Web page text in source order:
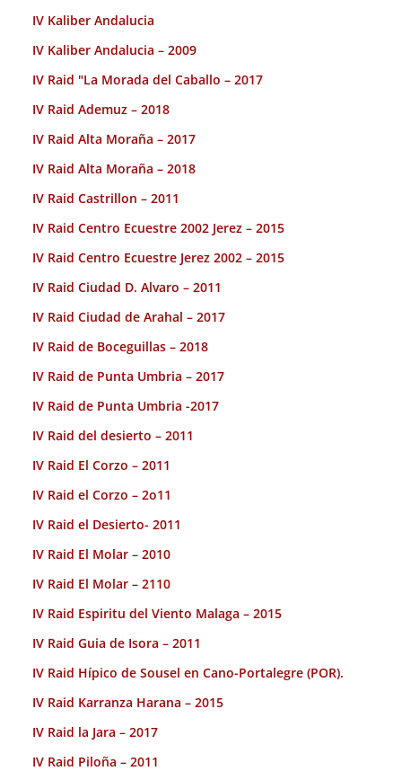
IV Kaliber Andalucia
IV Kaliber Andalucia – 2009
IV Raid "La Morada del Caballo – 2017
IV Raid Ademuz – 2018
IV Raid Alta Moraña – 2017
IV Raid Alta Moraña – 2018
IV Raid Castrillon – 2011
IV Raid Centro Ecuestre 2002 Jerez – 2015
IV Raid Centro Ecuestre Jerez 2002 – 2015
IV Raid Ciudad D. Alvaro – 2011
IV Raid Ciudad de Arahal – 2017
IV Raid de Boceguillas – 2018
IV Raid de Punta Umbria – 2017
IV Raid de Punta Umbria -2017
IV Raid del desierto – 2011
IV Raid El Corzo – 2011
IV Raid el Corzo – 2o11
IV Raid el Desierto- 2011
IV Raid El Molar – 2010
IV Raid El Molar – 2110
IV Raid Espiritu del Viento Malaga – 2015
IV Raid Guia de Isora – 2011
IV Raid Hípico de Sousel en Cano-Portalegre (POR).
IV Raid Karranza Harana – 2015
IV Raid la Jara – 2017
IV Raid Piloña – 2011